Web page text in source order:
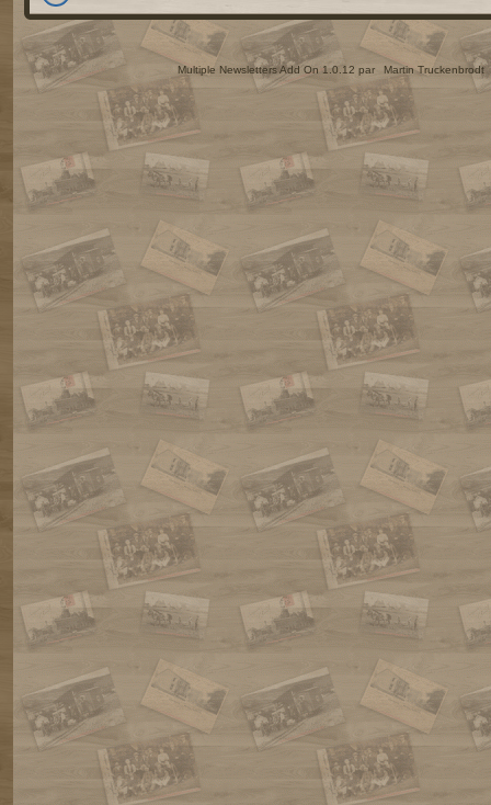
Multiple Newsletters Add On 1.0.12 par Martin Truckenbrodt